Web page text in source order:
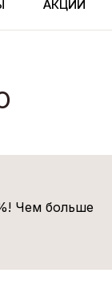
АКЦИИ
Чем больше